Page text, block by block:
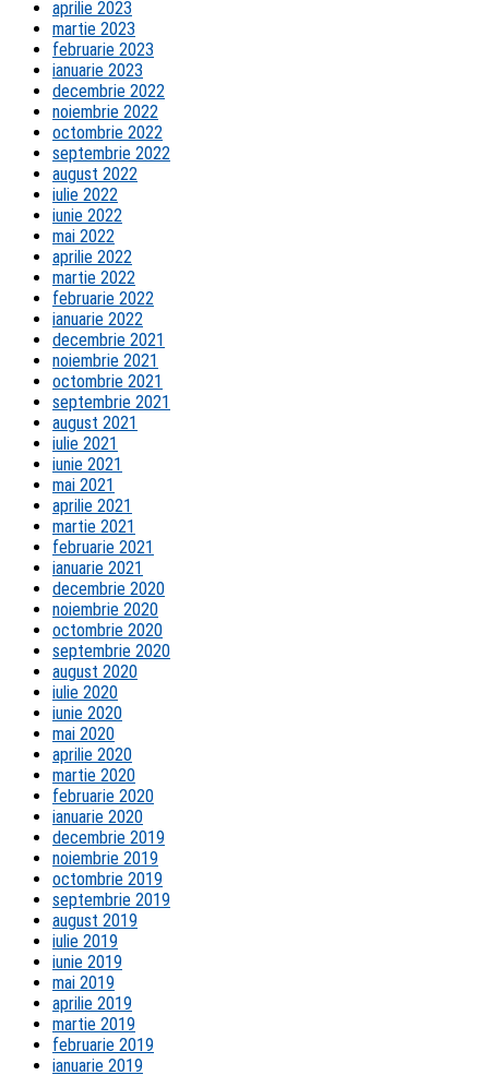
aprilie 2023
martie 2023
februarie 2023
ianuarie 2023
decembrie 2022
noiembrie 2022
octombrie 2022
septembrie 2022
august 2022
iulie 2022
iunie 2022
mai 2022
aprilie 2022
martie 2022
februarie 2022
ianuarie 2022
decembrie 2021
noiembrie 2021
octombrie 2021
septembrie 2021
august 2021
iulie 2021
iunie 2021
mai 2021
aprilie 2021
martie 2021
februarie 2021
ianuarie 2021
decembrie 2020
noiembrie 2020
octombrie 2020
septembrie 2020
august 2020
iulie 2020
iunie 2020
mai 2020
aprilie 2020
martie 2020
februarie 2020
ianuarie 2020
decembrie 2019
noiembrie 2019
octombrie 2019
septembrie 2019
august 2019
iulie 2019
iunie 2019
mai 2019
aprilie 2019
martie 2019
februarie 2019
ianuarie 2019